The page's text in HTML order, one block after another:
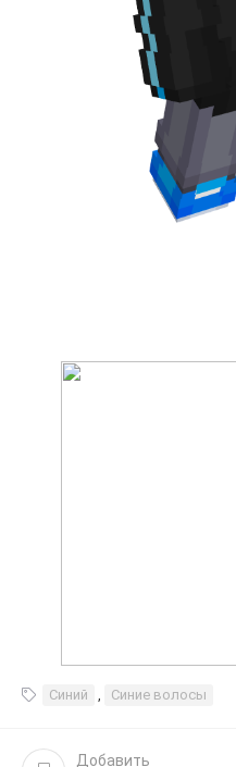
Синий , Синие волосы
Добавить